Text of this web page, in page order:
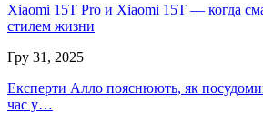
Xiaomi 15T Pro и Xiaomi 15T — когда
стилем жизни
Гру 31, 2025
Експерти Алло пояснюють, як
час у…